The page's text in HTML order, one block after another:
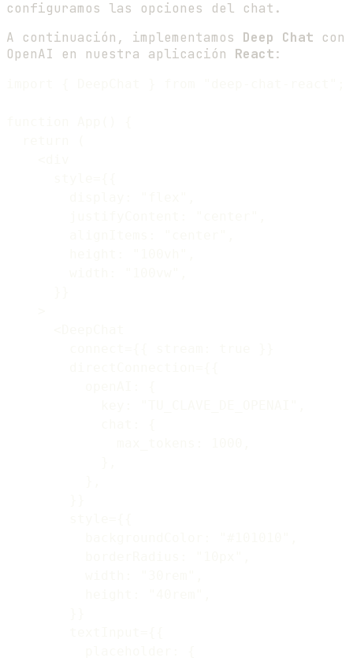
configuramos las opciones del chat.
A continuación, implementamos Deep Chat con
OpenAI en nuestra aplicación React: